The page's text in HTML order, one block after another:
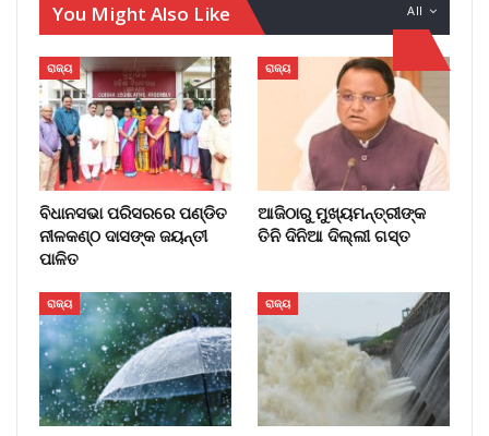
All
You Might Also Like
ରାଜ୍ୟ
ବିଧାନସଭା ପରିସରରେ ପଣ୍ଡିତ
ନୀଳକଣ୍ଠ ଦାସଙ୍କ ଜୟନ୍ତୀ
ପାଳିତ
ରାଜ୍ୟ
ଆଜିଠାରୁ ମୁଖ୍ୟମନ୍ତ୍ରୀଙ୍କ
ତିନି ଦିନିଆ ଦିଲ୍ଲୀ ଗସ୍ତ
ରାଜ୍ୟ ରାଜ୍ୟ